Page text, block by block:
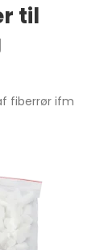
til
fiberrør ifm